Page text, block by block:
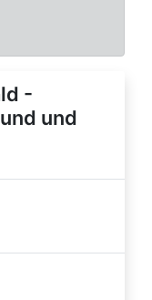
-
und